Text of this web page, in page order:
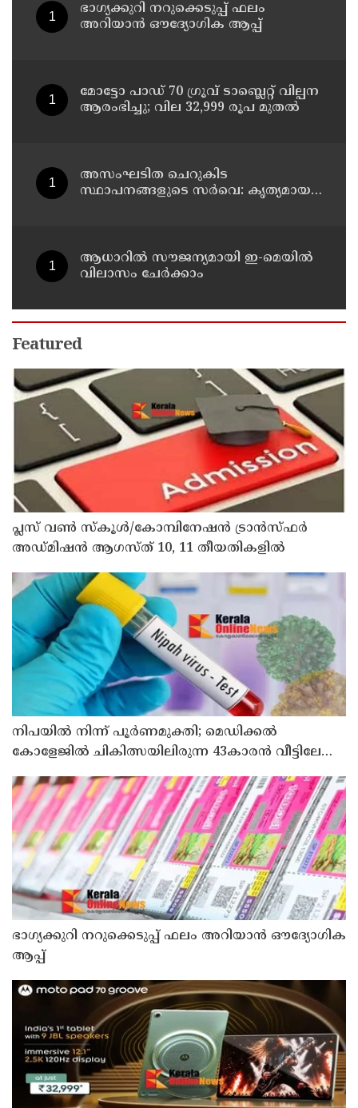
ഭാഗ്യക്കുറി നറുക്കെടുപ്പ് ഫലം
അറിയാൻ ഔദ്യോഗിക ആപ്പ്
മോട്ടോ പാഡ് 70 ഗ്രൂവ് ടാബ്ലെറ്റ് വില്പന
ആരംഭിച്ചു; വില 32,999 രൂപ മുതൽ
അസംഘടിത ചെറുകിട
സ്ഥാപനങ്ങളുടെ സർവെ: കൃത്യമായ
ആധാറിൽ സൗജന്യമായി ഇ-മെയിൽ
വിലാസം ചേർക്കാം
Featured
പ്ലസ് വൺ സ്‌കൂൾ/കോമ്പിനേഷൻ ട്രാൻസ്ഫർ
അഡ്മിഷൻ ആഗസ്ത് 10, 11 തീയതികളിൽ
നിപയിൽ നിന്ന് പൂർണമുക്തി; മെഡിക്കൽ
കോളേജിൽ ചികിത്സയിലിരുന്ന 43കാരൻ വീട്ടിലേക്ക്
മടങ്ങി
ഭാഗ്യക്കുറി നറുക്കെടുപ്പ് ഫലം അറിയാൻ ഔദ്യോഗിക
ആപ്പ്